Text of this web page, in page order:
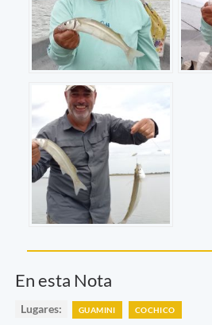
En esta Nota
Lugares: GUAMINI COCHICO